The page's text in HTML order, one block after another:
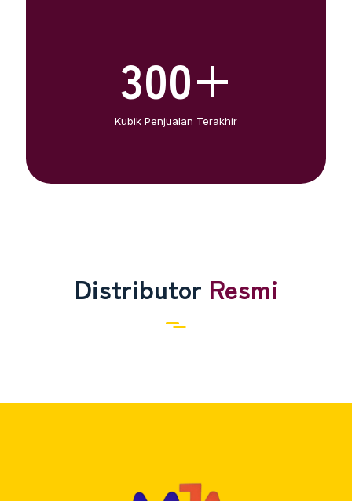
300+
Kubik Penjualan Terakhir
Distributor Resmi